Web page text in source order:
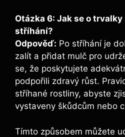
Otázka 6: Jak se o
stříhání?
Odpověď: Po stříhání je
zalít a přidat mulč pro
se, že poskytujete
podpořili zdravý růst.
stříhané rostliny, abyste
vystaveny škůdcům nebo
Tímto způsobem můžete